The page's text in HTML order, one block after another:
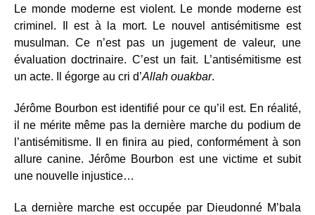
Le monde moderne est violent. Le monde moderne est
criminel. Il est à la mort. Le nouvel antisémitisme est
musulman. Ce n’est pas un jugement de valeur, une
évaluation doctrinaire. C’est un fait. L’antisémitisme est
un acte. Il égorge au cri d’Allah ouakbar.
Jérôme Bourbon est identifié pour ce qu’il est. En réalité,
il ne mérite même pas la dernière marche du podium de
l’antisémitisme. Il en finira au pied, conformément à son
allure canine. Jérôme Bourbon est une victime et subit
une nouvelle injustice…
La dernière marche est occupée par Dieudonné M’bala